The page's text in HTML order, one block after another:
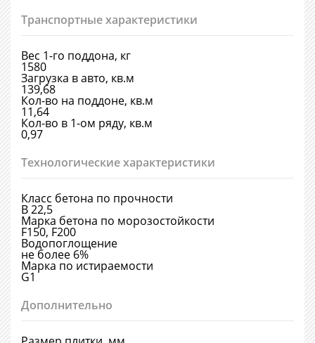
Транспортные характеристики
Вес 1-го поддона, кг
1580
Загрузка в авто, кв.м
139,68
Кол-во на поддоне, кв.м
11,64
Кол-во в 1-ом ряду, кв.м
0,97
Технологические характеристики
Класс бетона по прочности
В 22,5
Марка бетона по морозостойкости
F150, F200
Водопоглощение
не более 6%
Марка по истираемости
G1
Дополнительно